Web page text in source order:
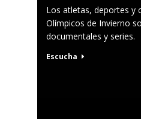
Los atletas, deportes y
Olímpicos de Invierno
documentales y series.
Escucha